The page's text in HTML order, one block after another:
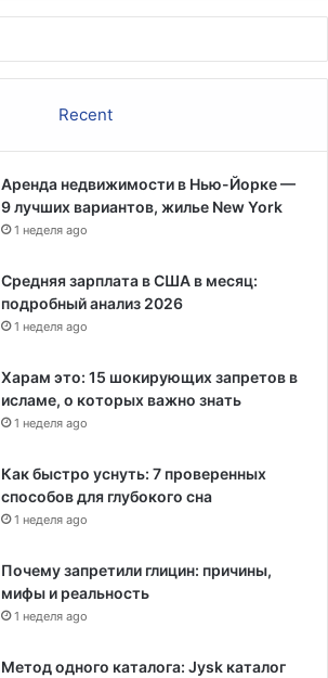
Recent
Аренда недвижимости в Нью-Йорке —
9 лучших вариантов, жилье New York
1 неделя ago
Средняя зарплата в США в месяц:
подробный анализ 2026
1 неделя ago
Харам это: 15 шокирующих запретов в
исламе, о которых важно знать
1 неделя ago
Как быстро уснуть: 7 проверенных
способов для глубокого сна
1 неделя ago
Почему запретили глицин: причины,
мифы и реальность
1 неделя ago
Метод одного каталога: Jysk каталог